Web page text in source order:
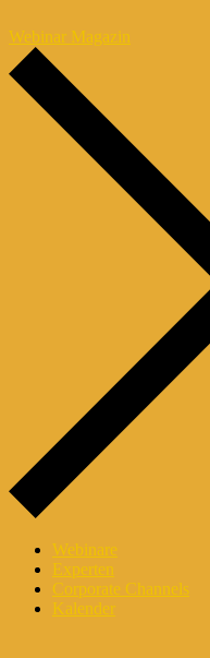
Webinar Magazin
Webinare
Experten
Corporate Channels
Kalender